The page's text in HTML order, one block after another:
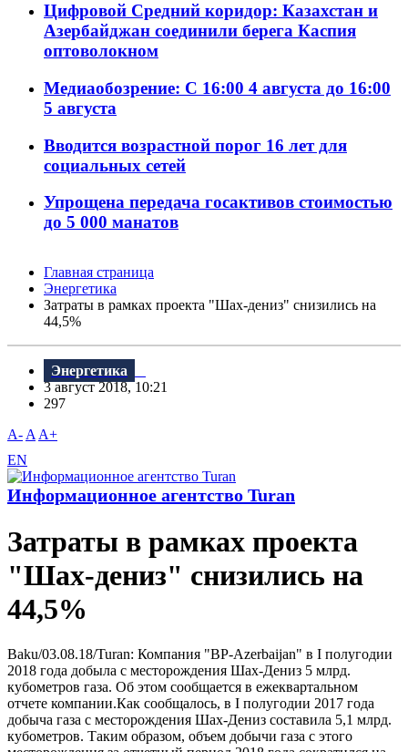
Цифровой Средний коридор: Казахстан и
Азербайджан соединили берега Каспия
оптоволокном
Медиаобозрение: С 16:00 4 августа до 16:00
5 августа
Вводится возрастной порог 16 лет для
социальных сетей
Упрощена передача госактивов стоимостью
до 5 000 манатов
Главная страница
Энергетика
Затраты в рамках проекта "Шах-дениз" снизились на
44,5%
Энергетика
3 август 2018, 10:21
297
A- A A+
EN
Информационное агентство Turan
Затраты в рамках проекта
"Шах-дениз" снизились на
44,5%
Baku/03.08.18/Turan: Компания "BP-Azerbaijan" в I полугодии
2018 года добыла с месторождения Шах-Дениз 5 млрд.
кубометров газа. Об этом сообщается в ежеквартальном
отчете компании.Как сообщалось, в I полугодии 2017 года
добыча газа с месторождения Шах-Дениз составила 5,1 млрд.
кубометров. Таким образом, объем добычи газа с этого